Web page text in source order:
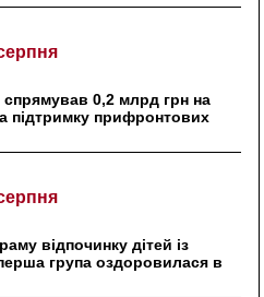
0,2 млрд грн на
підтримку прифронтових
відпочинку дітей із
група оздоровилася в